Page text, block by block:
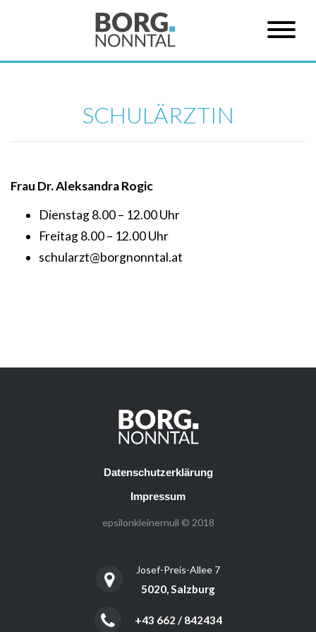
SCHULÄRZTIN
Frau Dr. Aleksandra Rogic
Dienstag 8.00 – 12.00 Uhr
Freitag 8.00 – 12.00 Uhr
schularzt@borgnonntal.at
Datenschutzerklärung
Impressum
epsilonkleinernull © 2018
Josef-Preis-Allee 7
5020, Salzburg
+43 662 / 842434